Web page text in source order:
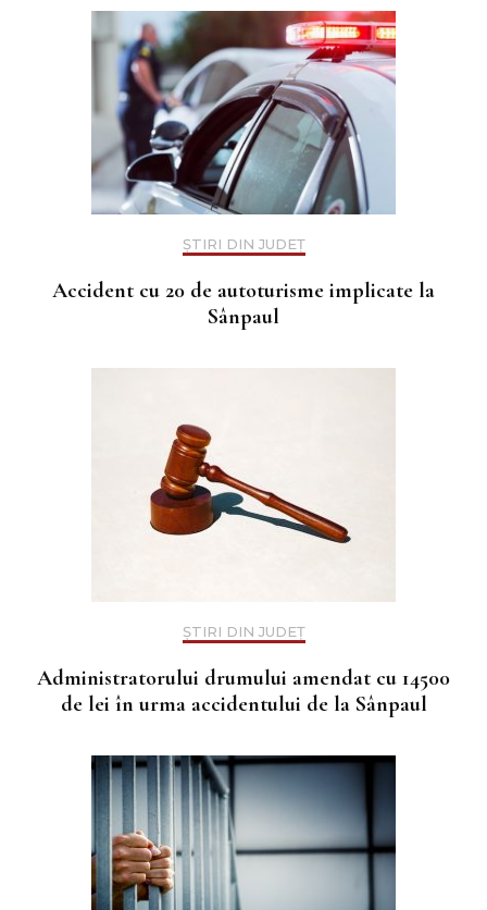
ȘTIRI DIN JUDEȚ
Accident cu 20 de autoturisme implicate la
Sânpaul
ȘTIRI DIN JUDEȚ
Administratorului drumului amendat cu 14500
de lei în urma accidentului de la Sânpaul